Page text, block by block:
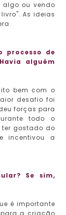
algo ou vendo
As ideias
processo de
alguém
bem com o
desafio foi
forças para
todo o
ter gostado do
incentivou a
Se sim,
é importante